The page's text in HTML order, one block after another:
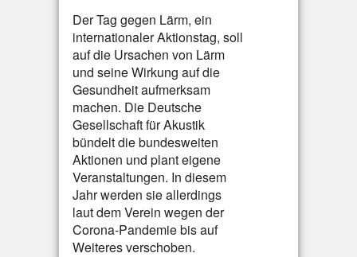
Der Tag gegen Lärm, ein
internationaler Aktionstag, soll
auf die Ursachen von Lärm
und seine Wirkung auf die
Gesundheit aufmerksam
machen. Die Deutsche
Gesellschaft für Akustik
bündelt die bundesweiten
Aktionen und plant eigene
Veranstaltungen. In diesem
Jahr werden sie allerdings
laut dem Verein wegen der
Corona-Pandemie bis auf
Weiteres verschoben.